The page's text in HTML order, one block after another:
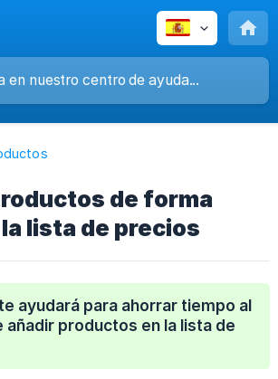
de forma
lista de precios
ayudará para ahorrar tiempo al
añadir productos en la lista de